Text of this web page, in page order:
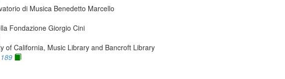
di Musica Benedetto Marcello
Fondazione Giorgio Cini
of California, Music Library and Bancroft Library